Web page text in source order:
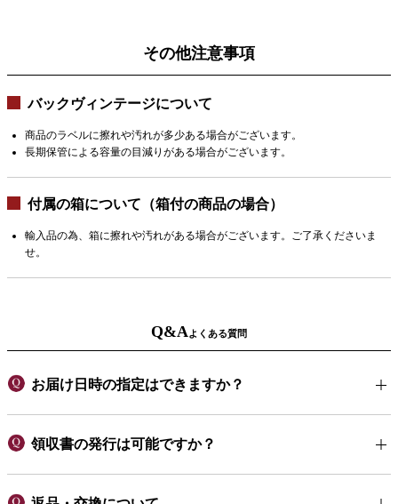
その他注意事項
バックヴィンテージについて
商品のラベルに擦れや汚れが多少ある場合がございます。
長期保管による容量の目減りがある場合がございます。
付属の箱について（箱付の商品の場合）
輸入品の為、箱に擦れや汚れがある場合がございます。ご了承くださいま
せ。
Q&Aよくある質問
お届け日時の指定はできますか？
領収書の発行は可能ですか？